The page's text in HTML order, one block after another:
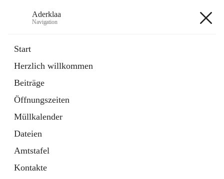
Aderklaa
Navigation
Start
Herzlich willkommen
Beiträge
Öffnungszeiten
Müllkalender
Dateien
Amtstafel
Kontakte
6 Schnellzugriffe
Gemeinde
3 Schnellzugriffe